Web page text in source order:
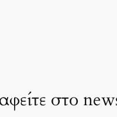
στο